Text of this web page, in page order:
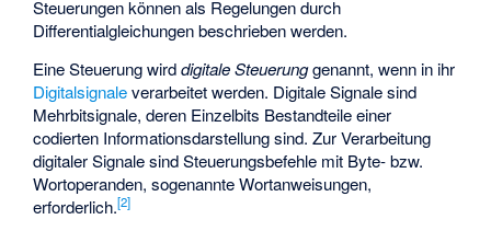
Steuerungen können als Regelungen durch
Differentialgleichungen beschrieben werden.
Eine Steuerung wirddigitale Steuerunggenannt, wenn in ihr
Digitalsignaleverarbeitet werden. Digitale Signale sind
Mehrbitsignale, deren Einzelbits Bestandteile einer
codierten Informationsdarstellung sind. Zur Verarbeitung
digitaler Signale sind Steuerungsbefehle mit Byte- bzw.
Wortoperanden, sogenannte Wortanweisungen,
erforderlich.[2]